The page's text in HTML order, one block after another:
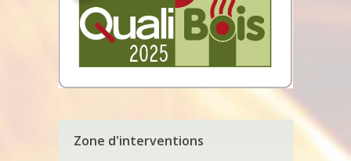
Zone d'interventions